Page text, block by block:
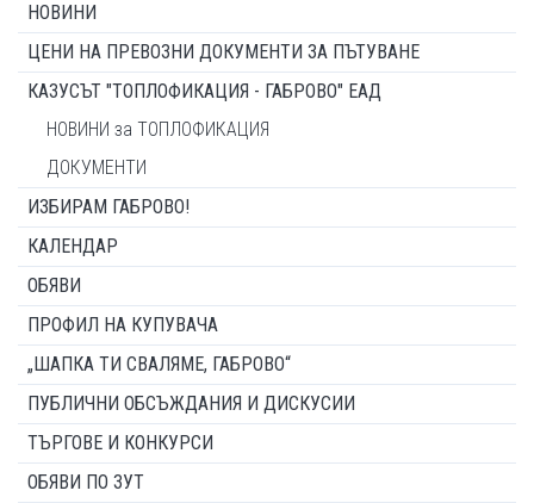
НОВИНИ
ЦЕНИ НА ПРЕВОЗНИ ДОКУМЕНТИ ЗА ПЪТУВАНЕ
КАЗУСЪТ "ТОПЛОФИКАЦИЯ - ГАБРОВО" ЕАД
НОВИНИ за ТОПЛОФИКАЦИЯ
ДОКУМЕНТИ
ИЗБИРАМ ГАБРОВО!
КАЛЕНДАР
ОБЯВИ
ПРОФИЛ НА КУПУВАЧА
„ШАПКА ТИ СВАЛЯМЕ, ГАБРОВО“
ПУБЛИЧНИ ОБСЪЖДАНИЯ И ДИСКУСИИ
ТЪРГОВЕ И КОНКУРСИ
ОБЯВИ ПО ЗУТ